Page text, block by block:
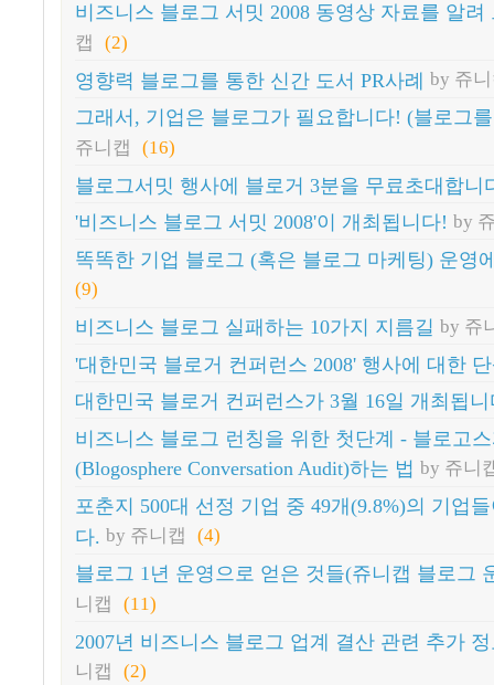
비즈니스 블로그 서밋 2008 동영상 자료를 알려
캡
(2)
영향력 블로그를 통한 신간 도서 PR사례 by 쥬
그래서, 기업은 블로그가 필요합니다! (블로그
쥬니캡
(16)
블로그서밋 행사에 블로거 3분을 무료초대합니
'비즈니스 블로그 서밋 2008'이 개최됩니다! by
똑똑한 기업 블로그 (혹은 블로그 마케팅) 운영
(9)
비즈니스 블로그 실패하는 10가지 지름길 by 쥬
'대한민국 블로거 컨퍼런스 2008' 행사에 대한
대한민국 블로거 컨퍼런스가 3월 16일 개최됩니
비즈니스 블로그 런칭을 위한 첫단계 - 블로고
(Blogosphere Conversation Audit)하는 법 by 쥬니
포춘지 500대 선정 기업 중 49개(9.8%)의 기업
다. by 쥬니캡 (4)
블로그 1년 운영으로 얻은 것들(쥬니캡 블로그
니캡
(11)
2007년 비즈니스 블로그 업계 결산 관련 추가
니캡
(2)